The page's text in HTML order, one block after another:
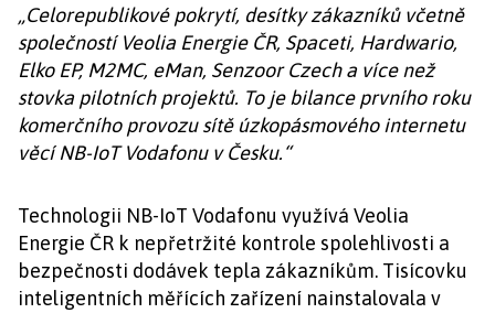
„Celorepublikové pokrytí, desítky zákazníků včetně
společností Veolia Energie ČR, Spaceti, Hardwario,
Elko EP, M2MC, eMan, Senzoor Czech a více než
stovka pilotních projektů. To je bilance prvního roku
komerčního provozu sítě úzkopásmového internetu
věcí NB-IoT Vodafonu v Česku.“
Technologii NB-IoT Vodafonu využívá Veolia
Energie ČR k nepřetržité kontrole spolehlivosti a
bezpečnosti dodávek tepla zákazníkům. Tisícovku
inteligentních měřících zařízení nainstalovala v